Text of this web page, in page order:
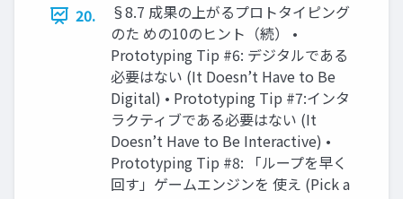
20.
§8.7 成果の上がるプロトタイピング
のた めの10のヒント（続） •
Prototyping Tip #6: デジタルである
必要はない (It Doesn’t Have to Be
Digital) • Prototyping Tip #7:インタ
ラクティブである必要はない (It
Doesn’t Have to Be Interactive) •
Prototyping Tip #8: 「ループを早く
回す」ゲームエンジンを 使え (Pick a